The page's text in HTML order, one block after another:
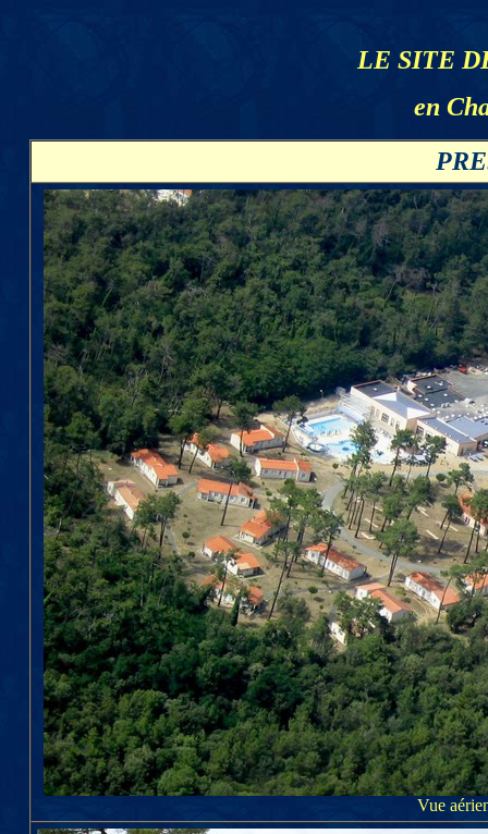
LE SITE
en
Vue